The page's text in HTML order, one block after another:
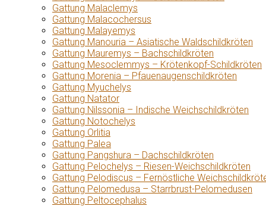
Gattung Malaclemys
Gattung Malacochersus
Gattung Malayemys
Gattung Manouria – Asiatische Waldschildkröten
Gattung Mauremys – Bachschildkröten
Gattung Mesoclemmys – Krötenkopf-Schildkröten
Gattung Morenia – Pfauenaugenschildkröten
Gattung Myuchelys
Gattung Natator
Gattung Nilssonia – Indische Weichschildkröten
Gattung Notochelys
Gattung Orlitia
Gattung Palea
Gattung Pangshura – Dachschildkröten
Gattung Pelochelys – Riesen-Weichschildkröten
Gattung Pelodiscus – Fernöstliche
Gattung Pelomedusa – Starrbrust-Pelomedusen
Gattung Peltocephalus